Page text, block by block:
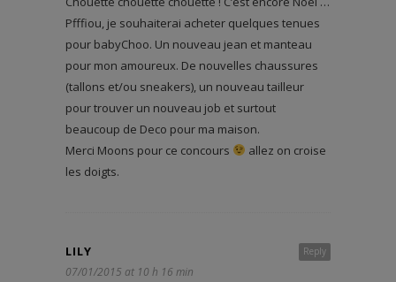
Pfffiou, je souhaiterai acheter quelques tenues
pour babyChoo. Un nouveau jean et manteau
pour mon amoureux. De nouvelles chaussures
(tallons et/ou sneakers), un nouveau tailleur
pour trouver un nouveau job et surtout
beaucoup de Deco pour ma maison.
Merci Moons pour ce concours
allez on croise
les doigts.
Reply
LILY
07/01/2015 at 10 h 16 min